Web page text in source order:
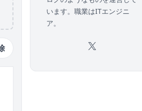
います。職業はITエンジニ
ア。
X